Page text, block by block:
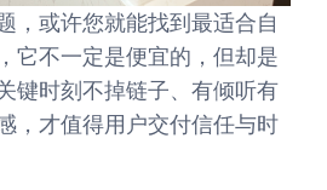
，或许您就能找到最适合自
它不一定是便宜的，但却是
键时刻不掉链子、有倾听有
，才值得用户交付信任与时